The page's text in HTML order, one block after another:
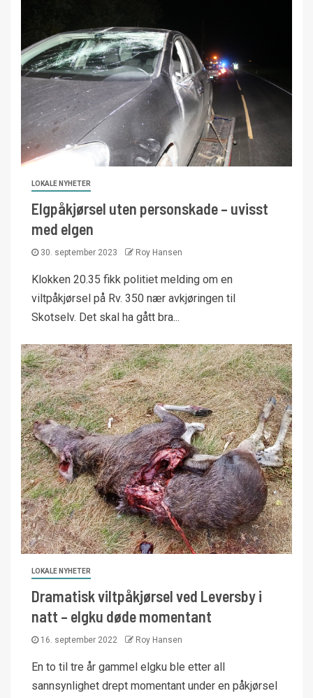
LOKALE NYHETER
Elgpåkjørsel uten personskade – uvisst
med elgen
30. september 2023 Roy Hansen
Klokken 20.35 fikk politiet melding om en
viltpåkjørsel på Rv. 350 nær avkjøringen til
Skotselv. Det skal ha gått bra...
LOKALE NYHETER
Dramatisk viltpåkjørsel ved Leversby i
natt – elgku døde momentant
16. september 2022 Roy Hansen
En to til tre år gammel elgku ble etter all
sannsynlighet drept momentant under en påkjørsel